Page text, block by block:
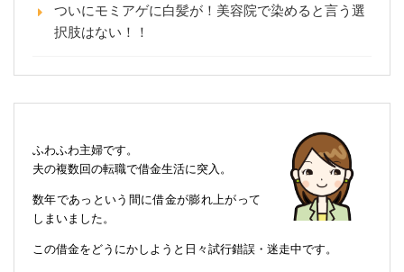
ついにモミアゲに白髪が！美容院で染めると言う選
択肢はない！！
ふわふわ主婦です。
夫の複数回の転職で借金生活に突入。
数年であっという間に借金が膨れ上がって
しまいました。
この借金をどうにかしようと日々試行錯誤・迷走中です。